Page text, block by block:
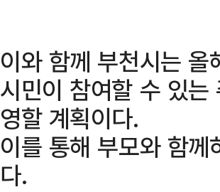
이와 함께 부천시는
시민이 참여할 수 있
영할 계획이다.
이를 통해 부모와 함
다.